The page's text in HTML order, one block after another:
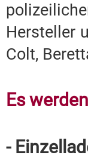
Hersteller
Colt,
Es
-